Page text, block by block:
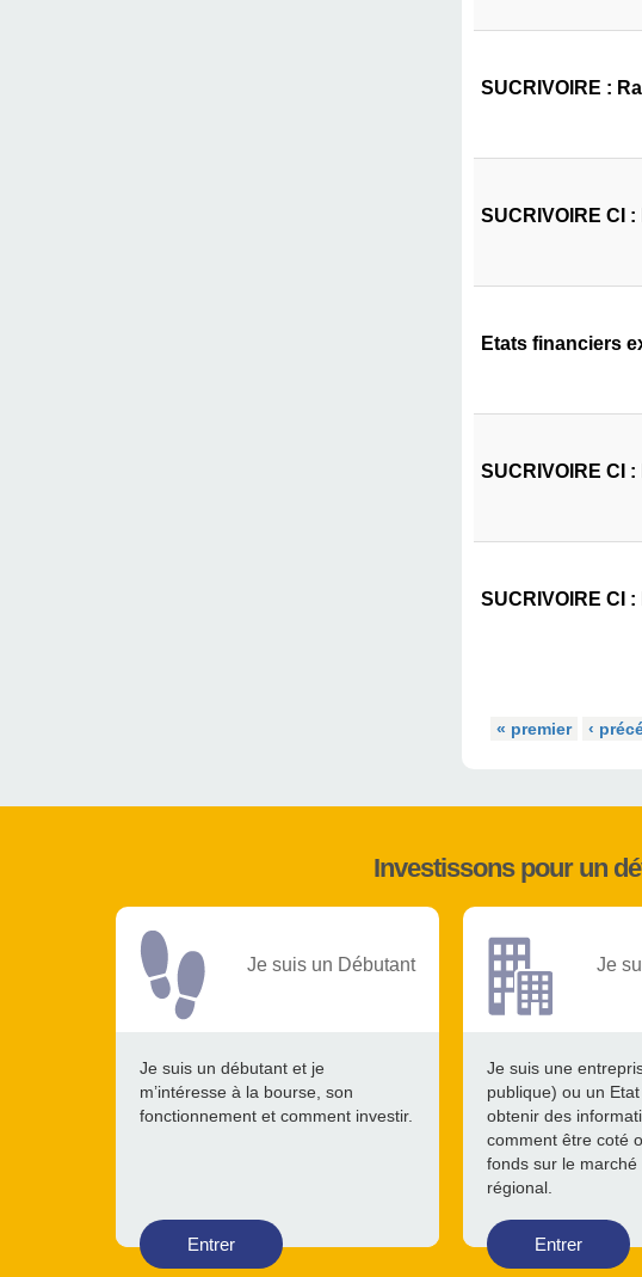
SUCRIVOIRE :
SUCRIVOIRE CI
Etats financiers
SUCRIVOIRE CI
SUCRIVOIRE CI
« premier ‹
Investissons pour un
Je suis un Débutant
Je suis un débutant et je
m’intéresse à la bourse, son
fonctionnement et comment investir.
Entrer
Je
Je suis une
publique) ou un
obtenir des
comment être coté
fonds sur le marché
régional.
Entrer